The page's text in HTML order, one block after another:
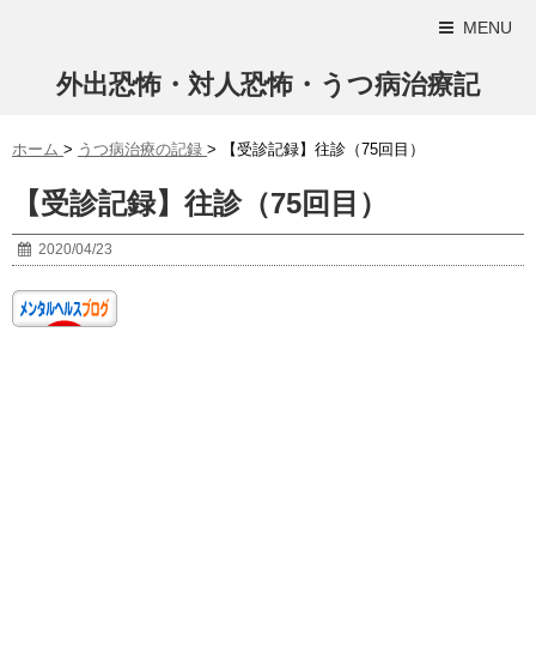
MENU
外出恐怖・対人恐怖・うつ病治療記
ホーム > うつ病治療の記録 > 【受診記録】往診（75回目）
【受診記録】往診（75回目）
2020/04/23